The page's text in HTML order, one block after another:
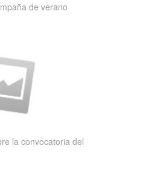
de verano
la convocatoria del